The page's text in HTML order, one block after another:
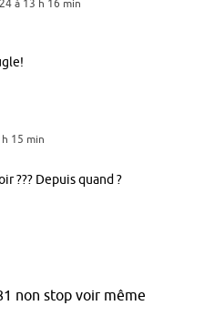
à 13 h 16 min
15 min
??? Depuis quand ?
non stop voir même